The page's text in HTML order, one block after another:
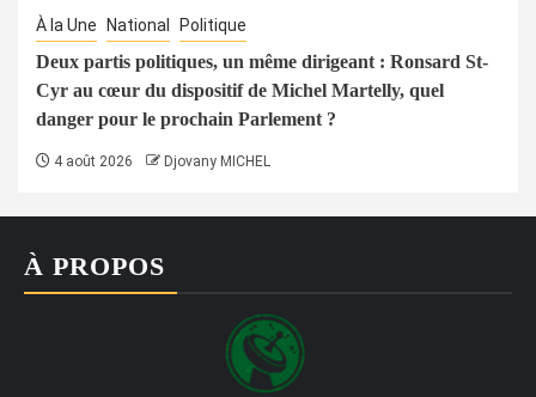
À la Une National Politique
Deux partis politiques, un même dirigeant : Ronsard St-
Cyr au cœur du dispositif de Michel Martelly, quel
danger pour le prochain Parlement ?
4 août 2026 Djovany MICHEL
À PROPOS